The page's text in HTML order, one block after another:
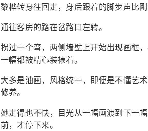
黎桦转身往回走，身后跟着的脚步声比
通往客房的路在岔路口左转。
拐过一个弯，两侧墙壁上开始出现画框
一幅都被精心装裱着。
大多是油画，风格统一，即便是不懂艺
修养。
她走得也不快，目光从一幅画渡到下一
前，才停下来。